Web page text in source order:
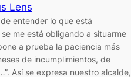
Lens
entender lo que está
me está obligando a situarme
a prueba la paciencia más
de incumplimientos, de
Así se expresa nuestro alcalde,